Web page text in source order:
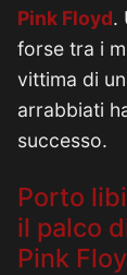
Pink Floyd.
forse tra i
vittima di
arrabbiati
successo.
Porto
il palco
Pink